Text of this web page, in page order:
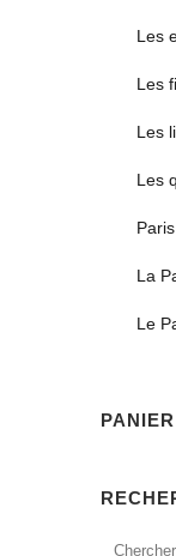
Les
Les
Les
Les
La
Le
PANIER